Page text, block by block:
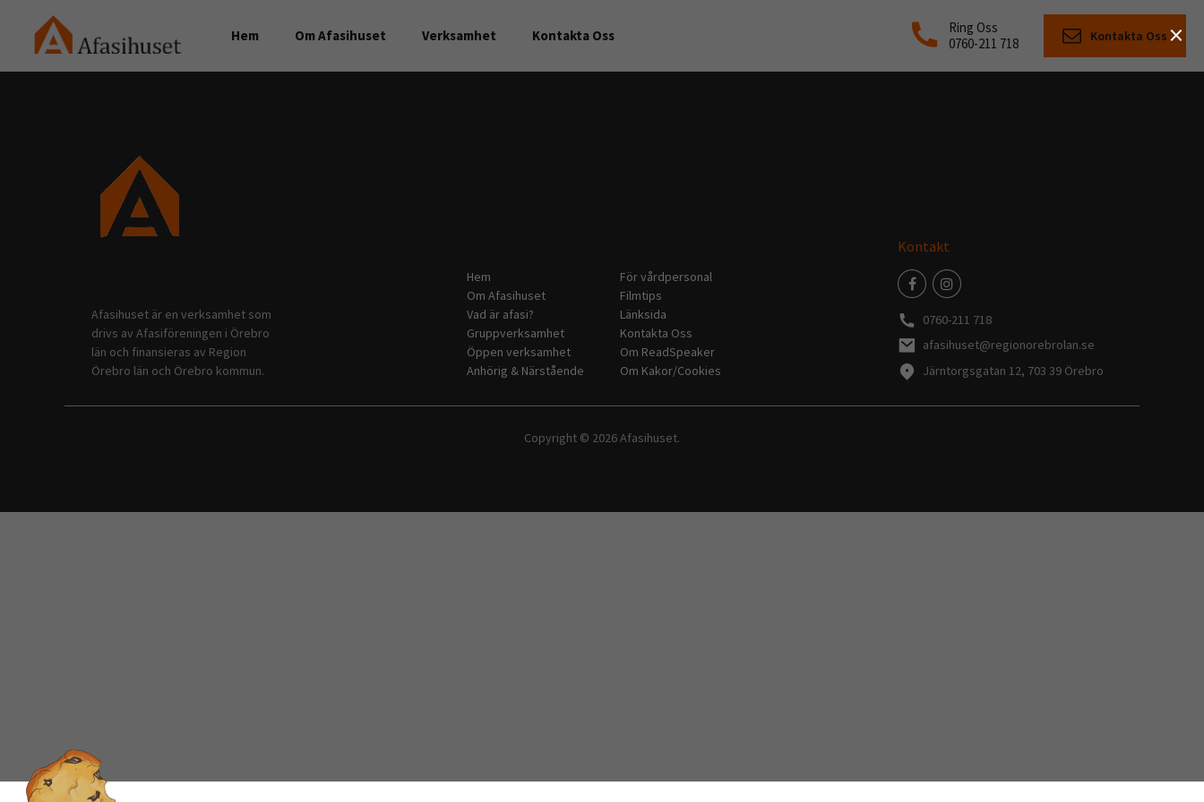
Ring Oss
0760-211 718
Kontakta Oss
Hem Om Afasihuset Verksamhet Kontakta Oss
Afasihuset är en verksamhet som
drivs av Afasiföreningen i Örebro
län och finansieras av Region
Örebro län och Örebro kommun.
Hem
Om Afasihuset
Vad är afasi?
Gruppverksamhet
Öppen verksamhet
Anhörig & Närstående
För vårdpersonal
Filmtips
Länksida
Kontakta Oss
Om ReadSpeaker
Om Kakor/Cookies
Kontakt
0760-211 718
afasihuset@regionorebrolan.se
Järntorgsgatan 12, 703 39 Örebro
Copyright © 2026 Afasihuset.
×